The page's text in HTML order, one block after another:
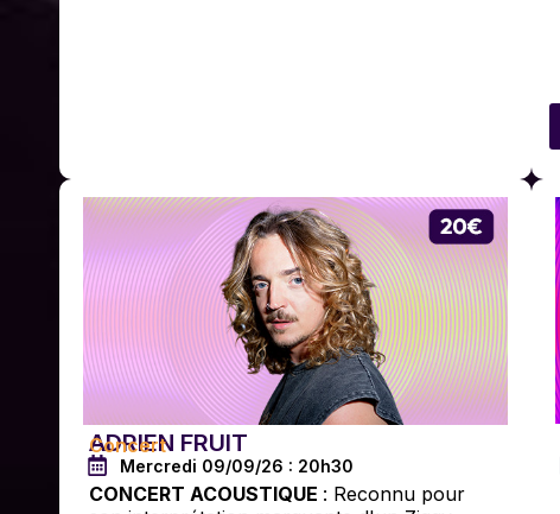
ADRIEN FRUIT
Concert
Mercredi 09/09/26 : 20h30
CONCERT ACOUSTIQUE : Reconnu pour